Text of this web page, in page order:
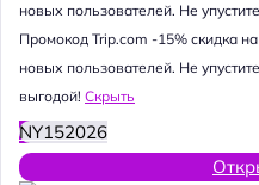
новых пользователей. Не
Промокод Trip.com -15% скидка
новых пользователей. Не
выгодой! Скрыть
NY152026